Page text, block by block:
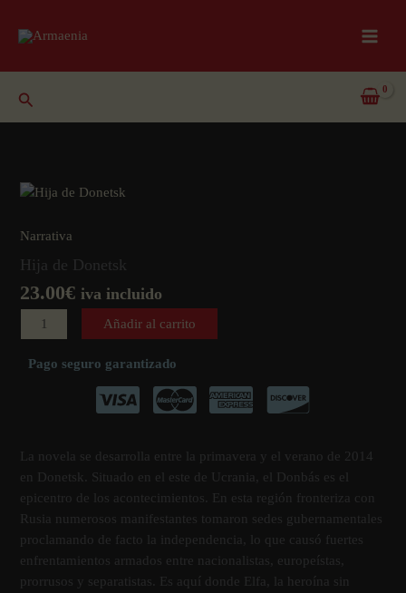
Buscar
Narrativa
Hija de Donetsk
23.00€ iva incluido
Hija
de
Donetsk
Añadir al carrito
Pago seguro garantizado
La novela se desarrolla entre la primavera y el verano de 2014
en Donetsk. Situado en el este de Ucrania, el Donbás es el
epicentro de los acontecimientos. En esta región fronteriza con
Rusia numerosos manifestantes tomaron sedes gubernamentales
proclamando de facto la independencia, lo que causó fuertes
enfrentamientos armados entre nacionalistas, europeístas,
prorrusos y separatistas. Es aquí donde Elfa, la heroína sin